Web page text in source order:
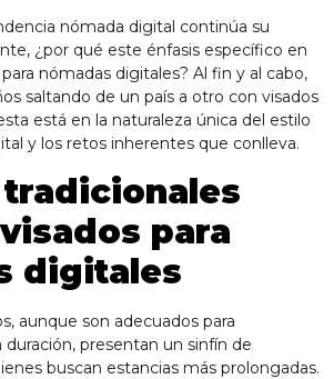
nómada digital continúa su
¿por qué este énfasis específico en
nómadas digitales? Al fin y al cabo,
saltando de un país a otro con visados
está en la naturaleza única del estilo
y los retos inherentes que conlleva.
para
digitales
aunque son adecuados para
presentan un sinfín de
buscan estancias más prolongadas.